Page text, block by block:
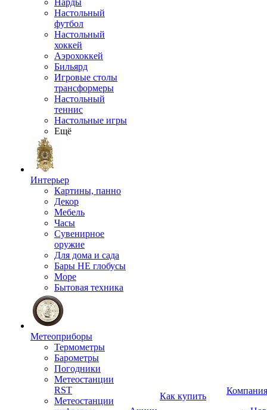
Нарды
Настольный
футбол
Настольный
хоккей
Аэрохоккей
Бильярд
Игровые столы
трансформеры
Настольный
теннис
Настольные игры
Ещё
Интерьер
Картины, панно
Декор
Мебель
Часы
Сувенирное
оружие
Для дома и сада
Бары НЕ глобусы
Море
Бытовая техника
Метеоприборы
Термометры
Барометры
Погодники
Метеостанции
RST
Метеостанции
Как купить
Компания